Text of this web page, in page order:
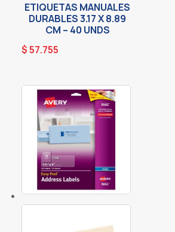
ETIQUETAS MANUALES
DURABLES 3.17 X 8.89
CM – 40 UNDS
$57.755